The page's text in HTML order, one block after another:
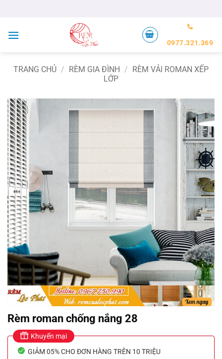
nội
0977.321.369
TRANG CHỦ / RÈM GIA ĐÌNH / RÈM VẢI ROMAN XẾP
LỚP
Rèm roman chống nắng 28
Khuyến mại
GIẢM 05% CHO ĐƠN HÀNG TRÊN 10 TRIỆU